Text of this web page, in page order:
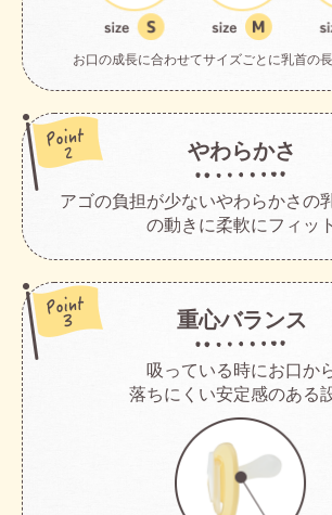
お口の成長に合わせてサイズごとに乳首の
やわらかさ
アゴの負担が少ないやわらかさの
の動きに柔軟にフィット
重心バランス
吸っている時にお口か
落ちにくい安定感のある